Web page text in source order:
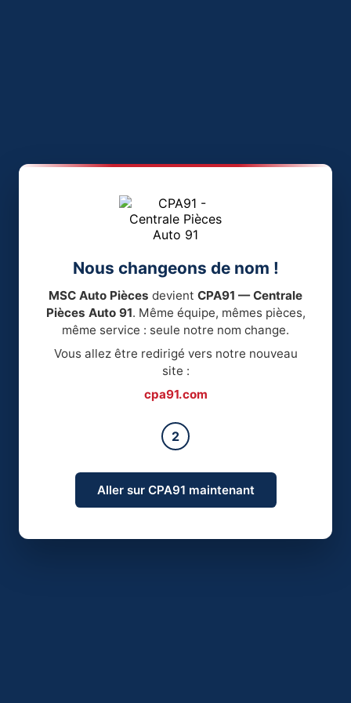
Nous changeons de nom !
MSC Auto Pièces devient CPA91 — Centrale
Pièces Auto 91. Même équipe, mêmes pièces,
même service : seule notre nom change.
Vous allez être redirigé vers notre nouveau
site :
cpa91.com
2
Aller sur CPA91 maintenant